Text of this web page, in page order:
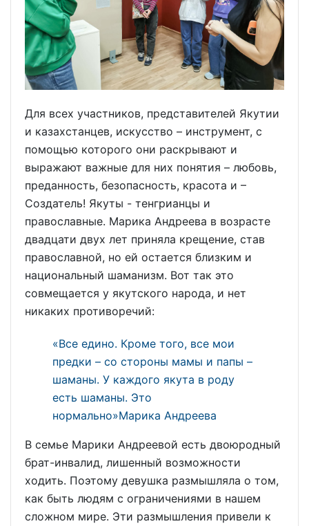
Для всех участников, представителей Якутии
и казахстанцев, искусство – инструмент, с
помощью которого они раскрывают и
выражают важные для них понятия – любовь,
преданность, безопасность, красота и –
Создатель! Якуты - тенгрианцы и
православные. Марика Андреева в возрасте
двадцати двух лет приняла крещение, став
православной, но ей остается близким и
национальный шаманизм. Вот так это
совмещается у якутского народа, и нет
никаких противоречий:
«Все едино. Кроме того, все мои
предки – со стороны мамы и папы –
шаманы. У каждого якута в роду
есть шаманы. Это
нормально»Марика Андреева
В семье Марики Андреевой есть двоюродный
брат-инвалид, лишенный возможности
ходить. Поэтому девушка размышляла о том,
как быть людям с ограничениями в нашем
сложном мире. Эти размышления привели к